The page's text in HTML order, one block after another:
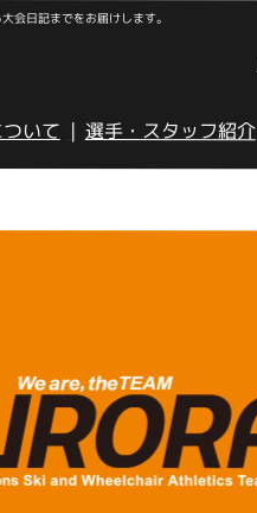
会日記までをお届けします。
いて 選手・スタッフ紹介